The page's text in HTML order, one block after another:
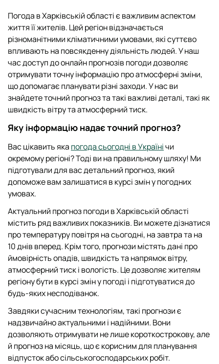
Погода в Харківській області є важливим аспектом
життя її жителів. Цей регіон відзначається
різноманітними кліматичними умовами, які суттєво
впливають на повсякденну діяльність людей. У наш
час доступ до онлайн прогнозів погоди дозволяє
отримувати точну інформацію про атмосферні зміни,
що допомагає планувати різні заходи. У нас ви
знайдете точний прогноз та такі важливі деталі, такі як
швидкість вітру та атмосферний тиск.
Яку інформацію надає точний прогноз?
Вас цікавить яка погода сьогодні в Українічи
окремому регіоні? Тоді ви на правильному шляху! Ми
підготували для вас детальний прогноз, який
допоможе вам залишатися в курсі змін у погодних
умовах.
Актуальний прогноз погоди в Харківській області
містить ряд важливих показників. Ви можете дізнатися
про температуру повітря на сьогодні, на завтра та на
10 днів вперед. Крім того, прогнози містять дані про
ймовірність опадів, швидкість та напрямок вітру,
атмосферний тиск і вологість. Це дозволяє жителям
регіону бути в курсі змін у погоді і підготуватися до
будь-яких несподіванок.
Завдяки сучасним технологіям, такі прогнози є
надзвичайно актуальними і надійними. Вони
дозволяють отримувати не лише короткострокову, але
й прогноз на місяць, що є корисним для планування
відпусток або сільськогосподарських робіт.